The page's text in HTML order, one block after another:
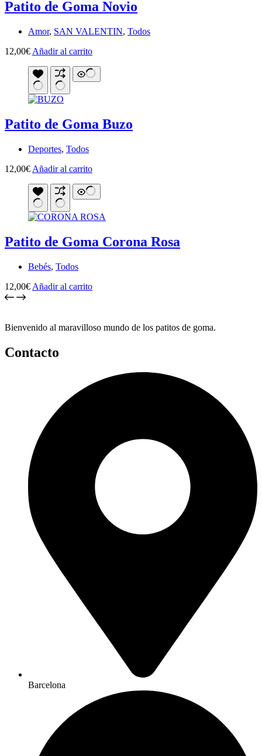
Patito de Goma Novio
Amor, SAN VALENTIN, Todos
12,00€ Añadir al carrito
Patito de Goma Buzo
Deportes, Todos
12,00€ Añadir al carrito
Patito de Goma Corona Rosa
Bebés, Todos
12,00€ Añadir al carrito
Bienvenido al maravilloso mundo de los patitos de goma.
Contacto
Barcelona